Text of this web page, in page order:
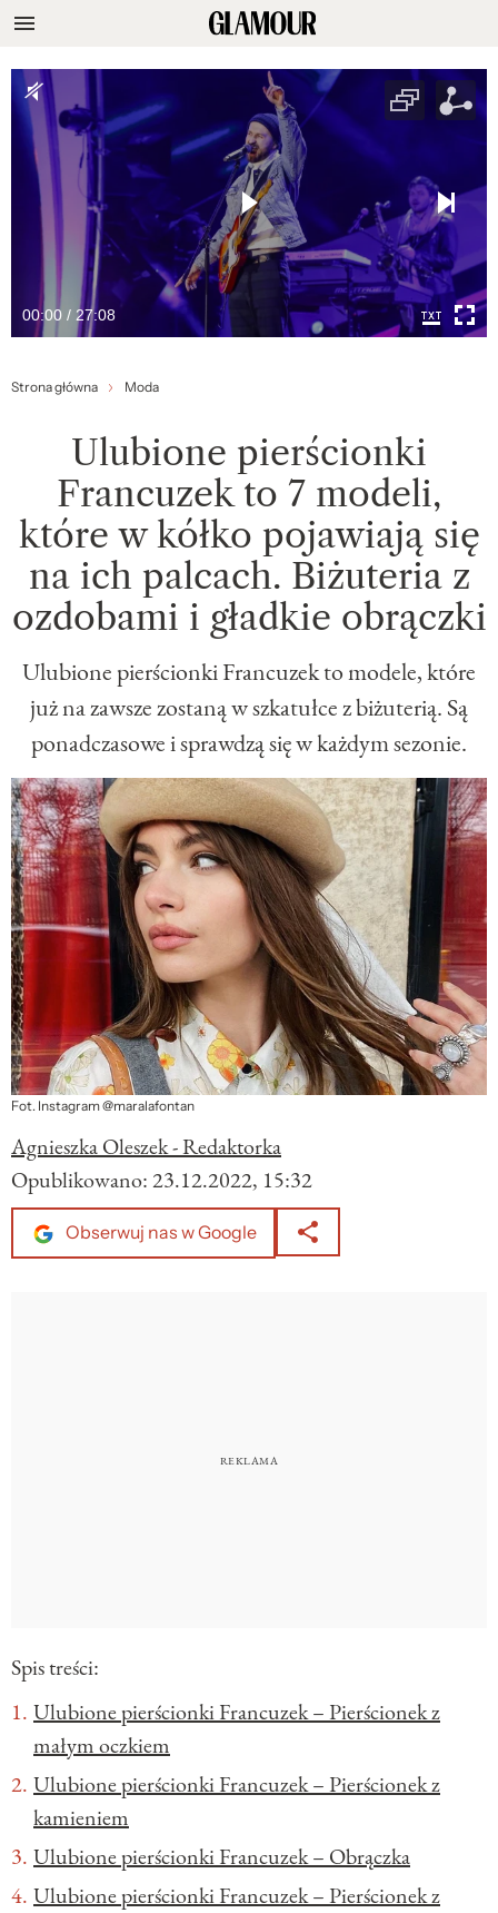
00:00 / 27:08
Strona główna Moda
Ulubione pierścionki
Francuzek to 7 modeli,
które w kółko pojawiają się
na ich palcach. Biżuteria z
ozdobami i gładkie obrączki
Ulubione pierścionki Francuzek to modele, które
już na zawsze zostaną w szkatułce z biżuterią. Są
ponadczasowe i sprawdzą się w każdym sezonie.
Fot. Instagram @maralafontan
Agnieszka Oleszek - Redaktorka
Opublikowano:23.12.2022, 15:32
Obserwuj nas w Google
Spis treści:
Ulubione pierścionki Francuzek – Pierścionek z
małym oczkiem
Ulubione pierścionki Francuzek – Pierścionek z
kamieniem
Ulubione pierścionki Francuzek – Obrączka
Ulubione pierścionki Francuzek – Pierścionek z